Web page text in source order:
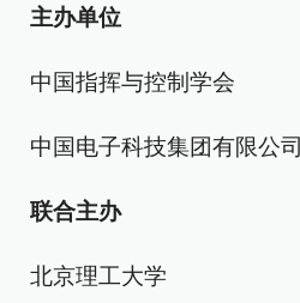
主办单位
中国指挥与控制学会
中国电子科技集团有限公司
联合主办
北京理工大学